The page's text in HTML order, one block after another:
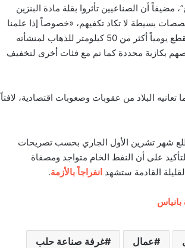
أن الصناعيين تأثروا بقلة مادة البنزين
بسيطة لا تكاد تكفيهم، «خصوصاً إذا علمنا
أن الصناعي الذي يمتلك منشأة في المدينة الصناعية بالشيخ نجار يقطع يومياً أكثر من 50 كيلومتر للذهاب لمنشأته
بكازية محددة كما تم مع فئات أخرى لتخفيف
البلاد من عقوبات وصعوبات اقتصادية، لافتاً
شهر تشرين الأول الجاري بحسب تصريحات
على أن النفط الخام متواجد ومصفاة
القادمة ستشهد انفراجاً بالأزمة.
بانياس
عمال غرفة صناعة حلب